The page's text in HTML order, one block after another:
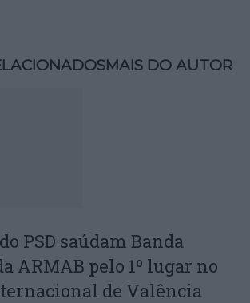
MAIS DO AUTOR
PSD saúdam Banda
ARMAB pelo 1º lugar no
de Valência